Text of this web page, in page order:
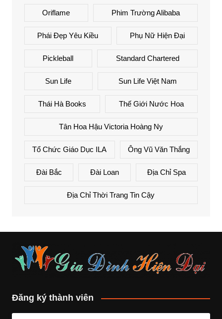
Oriflame Phim Trường Alibaba
Phái Đẹp Yêu Kiều Phụ Nữ Hiện Đại
Pickleball Standard Chartered
Sun Life Sun Life Việt Nam
Thái Hà Books Thế Giới Nước Hoa
Tân Hoa Hậu Victoria Hoàng Ny
Tổ Chức Giáo Dục ILA Ông Vũ Văn Thắng
Đài Bắc Đài Loan Địa Chỉ Spa
Địa Chỉ Thời Trang Tin Cậy
Đăng ký thành viên